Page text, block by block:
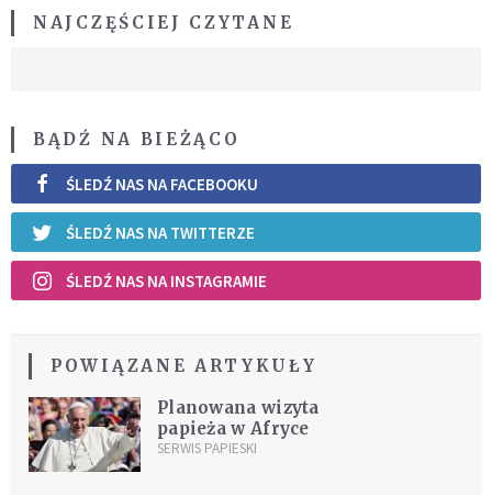
NAJCZĘŚCIEJ CZYTANE
BĄDŹ NA BIEŻĄCO
ŚLEDŹ NAS NA FACEBOOKU
ŚLEDŹ NAS NA TWITTERZE
ŚLEDŹ NAS NA INSTAGRAMIE
POWIĄZANE ARTYKUŁY
Planowana wizyta
papieża w Afryce
SERWIS PAPIESKI